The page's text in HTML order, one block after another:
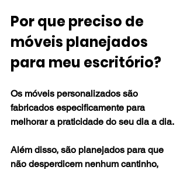
Por que preciso de
móveis planejados
para meu escritório?
Os móveis personalizados são
fabricados especificamente para
melhorar a praticidade do seu dia a dia.
Além disso, são planejados para que
não desperdicem nenhum cantinho,